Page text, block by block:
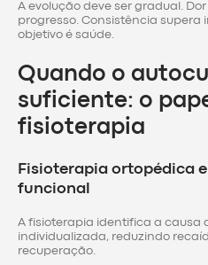
A evolução deve ser gradual.
progresso. Consistência supera
objetivo é saúde.
Quando o
suficiente: o
fisioterapia
Fisioterapia ortopédica
funcional
A fisioterapia identifica a causa
individualizada, reduzindo
recuperação.